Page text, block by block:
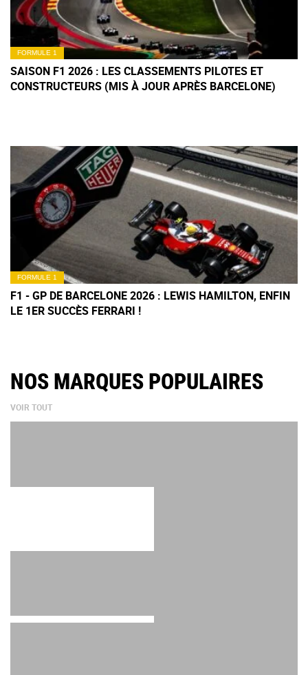
FORMULE 1
SAISON F1 2026 : LES CLASSEMENTS PILOTES ET
CONSTRUCTEURS (MIS À JOUR APRÈS BARCELONE)
FORMULE 1
F1 - GP DE BARCELONE 2026 : LEWIS HAMILTON, ENFIN
LE 1ER SUCCÈS FERRARI !
NOS MARQUES POPULAIRES
VOIR TOUT